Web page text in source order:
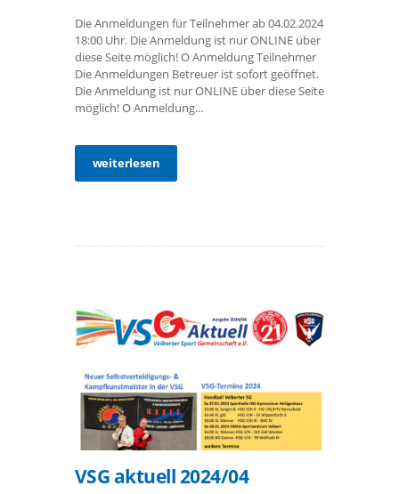
Die Anmeldungen für Teilnehmer ab 04.02.2024
18:00 Uhr. Die Anmeldung ist nur ONLINE über
diese Seite möglich! O Anmeldung Teilnehmer
Die Anmeldungen Betreuer ist sofort geöffnet.
Die Anmeldung ist nur ONLINE über diese Seite
möglich! O Anmeldung...
weiterlesen
VSG aktuell 2024/04